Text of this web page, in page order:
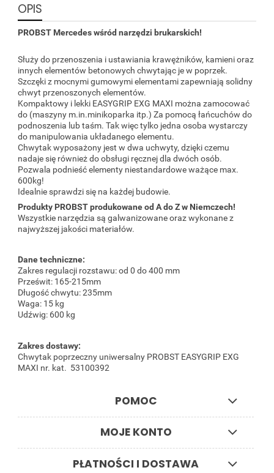
OPIS
PROBST Mercedes wśród narzędzi brukarskich!
Służy do przenoszenia i ustawiania krawężników, kamieni oraz
innych elementów betonowych chwytając je w poprzek.
Szczęki z mocnymi gumowymi elementami zapewniają solidny
chwyt przenoszonych elementów.
Kompaktowy i lekki EASYGRIP EXG MAXI można zamocować
do (maszyny m.in.minikoparka itp.) Za pomocą łańcuchów do
podnoszenia lub taśm. Tak więc tylko jedna osoba wystarczy
do manipulowania układanego elementu.
Chwytak wyposażony jest w dwa uchwyty, dzięki czemu
nadaje się również do obsługi ręcznej dla dwóch osób.
Pozwala podnieść elementy niestandardowe ważące max.
600kg!
Idealnie sprawdzi się na każdej budowie.
Produkty PROBST produkowane od A do Z w Niemczech!
Wszystkie narzędzia są galwanizowane oraz wykonane z
najwyższej jakości materiałów.
Dane techniczne:
Zakres regulacji rozstawu: od 0 do 400 mm
Prześwit: 165-215mm
Długość chwytu: 235mm
Waga: 15 kg
Udźwig: 600 kg
Zakres dostawy:
Chwytak poprzeczny uniwersalny PROBST EASYGRIP EXG
MAXI nr. kat. 53100392
POMOC
MOJE KONTO
PŁATNOŚCI I DOSTAWA